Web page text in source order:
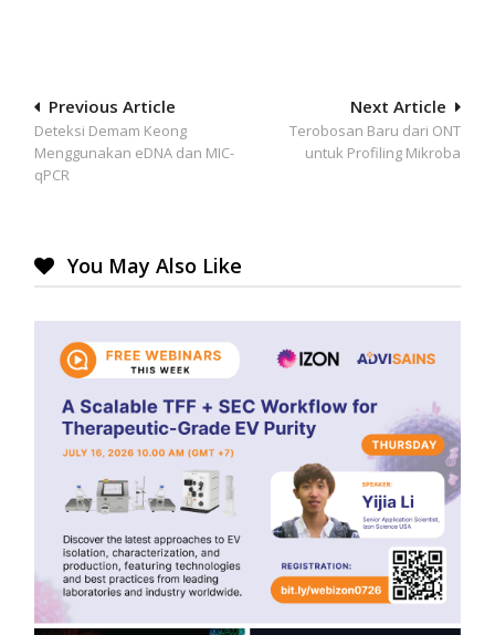
Post
navigation
Next Article
Terobosan Baru dari ONT
untuk Profiling Mikroba
Previous Article
Deteksi Demam Keong
Menggunakan eDNA dan MIC-
qPCR
You May Also Like